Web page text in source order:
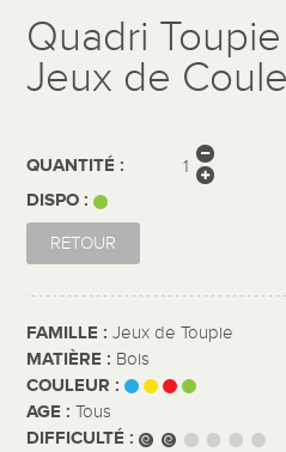
Quadri
Jeux de
QUANTITÉ :
DISPO :
RETOUR
FAMILLE :Jeux de Toupie
MATIÈRE : Bois
COULEUR :
AGE :Tous
DIFFICULTÉ :